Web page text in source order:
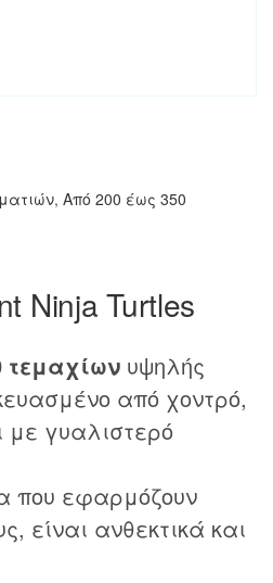
, Από 200 έως 350
Ninja Turtles
τεμαχίων υψηλής
από χοντρό,
με γυαλιστερό
που εφαρμόζουν
είναι ανθεκτικά και